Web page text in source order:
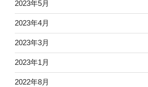
2023年5月
2023年4月
2023年3月
2023年1月
2022年8月